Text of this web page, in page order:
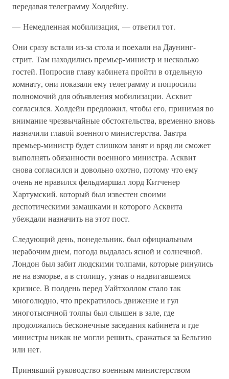
передавая телеграмму Холдейну.
— Немедленная мобилизация, — ответил тот.
Они сразу встали из-за стола и поехали на Даунинг-
стрит. Там находились премьер-министр и несколько
гостей. Попросив главу кабинета пройти в отдельную
комнату, они показали ему телеграмму и попросили
полномочий для объявления мобилизации. Асквит
согласился. Холдейн предложил, чтобы его, принимая во
внимание чрезвычайные обстоятельства, временно вновь
назначили главой военного министерства. Завтра
премьер-министр будет слишком занят и вряд ли сможет
выполнять обязанности военного министра. Асквит
снова согласился и довольно охотно, потому что ему
очень не нравился фельдмаршал лорд Китченер
Хартумский, который был известен своими
деспотическими замашками и которого Асквита
убеждали назначить на этот пост.
Следующий день, понедельник, был официальным
нерабочим днем, погода выдалась ясной и солнечной.
Лондон был забит людскими толпами, которые ринулись
не на взморье, а в столицу, узнав о надвигавшемся
кризисе. В полдень перед Уайтхоллом стало так
многолюдно, что прекратилось движение и гул
многотысячной толпы был слышен в зале, где
продолжались бесконечные заседания кабинета и где
министры никак не могли решить, сражаться за Бельгию
или нет.
Принявший руководство военным министерством